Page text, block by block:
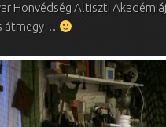
Honvédség Altiszti
átmegy…